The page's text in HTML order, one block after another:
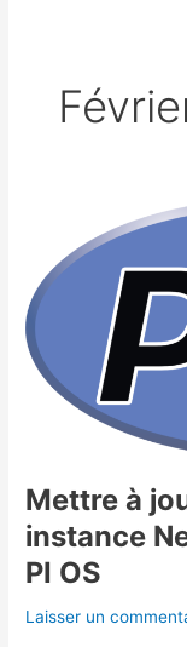
Mettre à
instance
PI OS
Laisser un